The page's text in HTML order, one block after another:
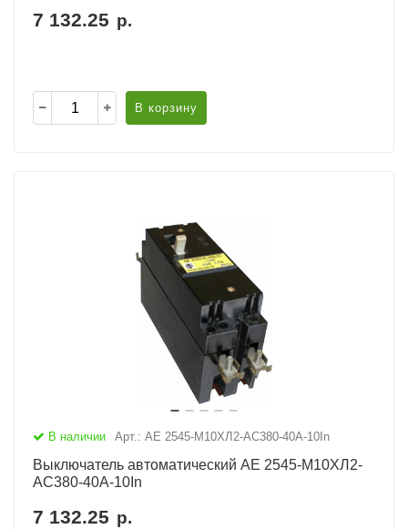
7 132.25 р.
В корзину
В наличии Арт.: АЕ 2545-М10ХЛ2-AC380-40А-10In
Выключатель автоматический АЕ 2545-М10ХЛ2-
AC380-40А-10In
7 132.25 р.